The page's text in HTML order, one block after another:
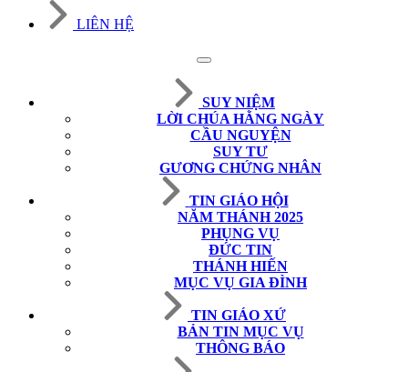
LIÊN HỆ
SUY NIỆM
LỜI CHÚA HẰNG NGÀY
CẦU NGUYỆN
SUY TƯ
GƯƠNG CHỨNG NHÂN
TIN GIÁO HỘI
NĂM THÁNH 2025
PHỤNG VỤ
ĐỨC TIN
THÁNH HIẾN
MỤC VỤ GIA ĐÌNH
TIN GIÁO XỨ
BẢN TIN MỤC VỤ
THÔNG BÁO